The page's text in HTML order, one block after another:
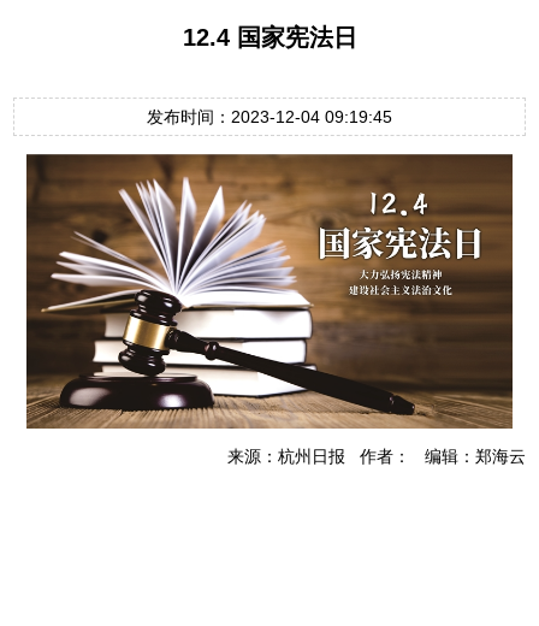
12.4 国家宪法日
发布时间：2023-12-04 09:19:45
来源：杭州日报 作者： 编辑：郑海云